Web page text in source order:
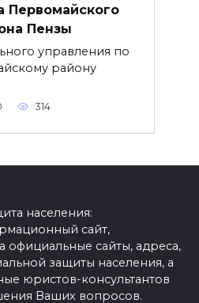
Первомайского
Пензы
управления по
району
314
населения:
сайт,
сайты, адреса,
защиты населения, а
юристов-консультантов
Ваших вопросов.